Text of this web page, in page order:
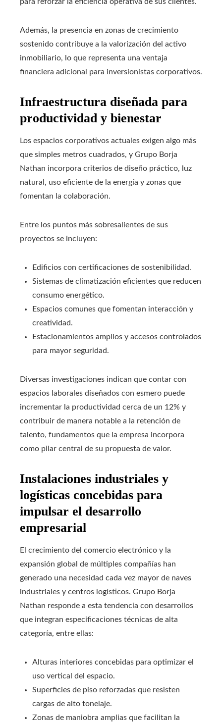
Además, la presencia en zonas de crecimiento
sostenido contribuye a la valorización del activo
inmobiliario, lo que representa una ventaja
financiera adicional para inversionistas corporativos.
Infraestructura diseñada para
productividad y bienestar
Los espacios corporativos actuales exigen algo más
que simples metros cuadrados, y Grupo Borja
Nathan incorpora criterios de diseño práctico, luz
natural, uso eficiente de la energía y zonas que
fomentan la colaboración.
Entre los puntos más sobresalientes de sus
proyectos se incluyen:
Edificios con certificaciones de sostenibilidad.
Sistemas de climatización eficientes que reducen
consumo energético.
Espacios comunes que fomentan interacción y
creatividad.
Estacionamientos amplios y accesos controlados
para mayor seguridad.
Diversas investigaciones indican que contar con
espacios laborales diseñados con esmero puede
incrementar la productividad cerca de un 12% y
contribuir de manera notable a la retención de
talento, fundamentos que la empresa incorpora
como pilar central de su propuesta de valor.
Instalaciones industriales y
logísticas concebidas para
impulsar el desarrollo
empresarial
El crecimiento del comercio electrónico y la
expansión global de múltiples compañías han
generado una necesidad cada vez mayor de naves
industriales y centros logísticos. Grupo Borja
Nathan responde a esta tendencia con desarrollos
que integran especificaciones técnicas de alta
categoría, entre ellas:
Alturas interiores concebidas para optimizar el
uso vertical del espacio.
Superficies de piso reforzadas que resisten
cargas de alto tonelaje.
Zonas de maniobra amplias que facilitan la